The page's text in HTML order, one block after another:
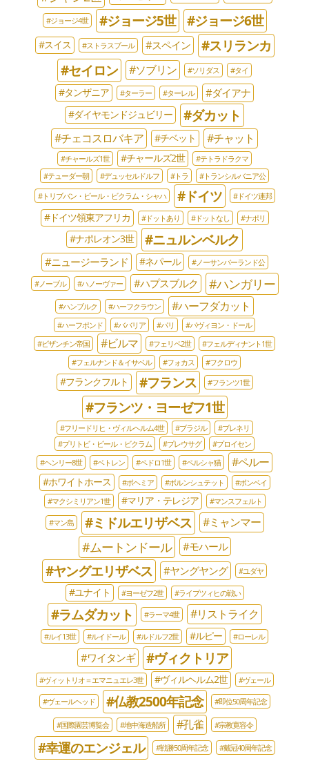
#ジョージ4世 #ジョージ5世 #ジョージ6世
#スイス #ストラスブール #スペイン
#スリランカ
#セイロン
#ソブリン #ソリダス #タイ
#タンザニア #ターラー #ターレル #ダイアナ
#ダイヤモンドジュビリー #ダカット
#チェコスロバキア #チベット #チャット
#チャールズ1世 #チャールズ2世
#テトラドラクマ
#テューダー朝
#デュッセルドルフ #トラ
#トランシルバニア公
#トリブバン・ビール・ビクラム・シャハ
#ドイツ #ドイツ連邦
#ドイツ領東アフリカ #ドットあり #ドットなし #ナポリ
#ナポレオン3世 #ニュルンベルク
#ニュージーランド #ネパール #ノーサンバーランド公
#ノーブル #ハノーヴァー #ハプスブルク #ハンガリー
#ハンブルク #ハーフクラウン #ハーフダカット
#ハーフポンド #ババリア #パリ
#パヴィヨン・ドール
#ビザンチン帝国
#ビルマ #フェリペ2世
#フェルディナント1世
#フェルナンド＆イサベル
#フォカス #フクロウ
#フランクフルト #フランス #フランツ1世
#フランツ・ヨーゼフ1世
#フリードリヒ・ヴィルヘルム4世 #ブラジル
#ブレネリ
#プリトビ・ビール・ビクラム
#プレウサグ
#プロイセン
#ヘンリー8世
#ベトレン #ペドロ1世 #ペルシャ猫 #ペルー
#ホワイトホース #ボヘミア #ボルンシュテット
#ボンベイ
#マクシミリアン1世
#マリア・テレジア #マンスフェルト
#マン島 #ミドルエリザベス #ミャンマー
#ムートンドール #モハール
#ヤングエリザベス #ヤングヤング #ユダヤ
#ユナイト #ヨーゼフ2世 #ライプツィヒの戦い
#ラムダカット #ラーマ4世 #リストライク
#ルイ13世 #ルイドール #ルドルフ2世 #ルピー #ローレル
#ワイタンギ #ヴィクトリア
#ヴィットリオ＝エマニュエレ3世 #ヴィルヘルム2世 #ヴェール
#ヴェールヘッド #仏教2500年記念 #即位50周年記念
#国際園芸博覧会 #地中海造船所 #孔雀 #宗教寛容令
#幸運のエンジェル #戦勝50周年記念 #戴冠40周年記念